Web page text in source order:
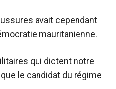
avait cependant
mauritanienne.
qui dictent notre
le candidat du régime